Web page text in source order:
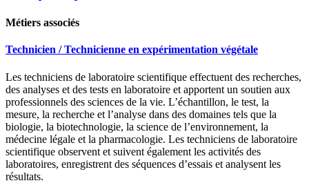
Métiers associés
Technicien / Technicienne en expérimentation végétale
Les techniciens de laboratoire scientifique effectuent des recherches,
des analyses et des tests en laboratoire et apportent un soutien aux
professionnels des sciences de la vie. L’échantillon, le test, la
mesure, la recherche et l’analyse dans des domaines tels que la
biologie, la biotechnologie, la science de l’environnement, la
médecine légale et la pharmacologie. Les techniciens de laboratoire
scientifique observent et suivent également les activités des
laboratoires, enregistrent des séquences d’essais et analysent les
résultats.